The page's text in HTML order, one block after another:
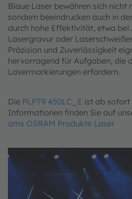
Blaue Laser bewähren sich nicht
sondern beeindrucken auch in
durch hohe Effektivität, etwa bei
Lasergravur oder
Präzision und Zuverlässigkeit
hervorragend für Aufgaben, die
Lasermarkierungen erfordern.
Die PLPT9 450LC_E ist ab sofort
Informationen finden Sie auf
ams OSRAM Produkte Laser